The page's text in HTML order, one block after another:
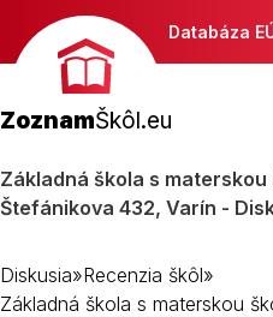
Databáza
ZoznamŠkôl.eu
Základná škola s
Štefánikova 432, Varín -
Diskusia»Recenzia škôl»
Základná škola s materskou